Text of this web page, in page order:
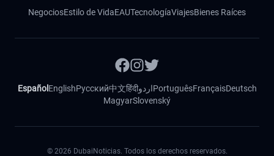
NegociosEstilo de VidaEAUTecnologíaViajesBienes Raíces
Español EnglishРусский中文हिंदीاردوPortuguêsFrançaisDeutsch
MagyarSlovenský
© 2026 DubaiNoticias. Todos los derechos reservados.